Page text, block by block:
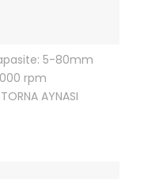
5-80mm
rpm
AYNASI